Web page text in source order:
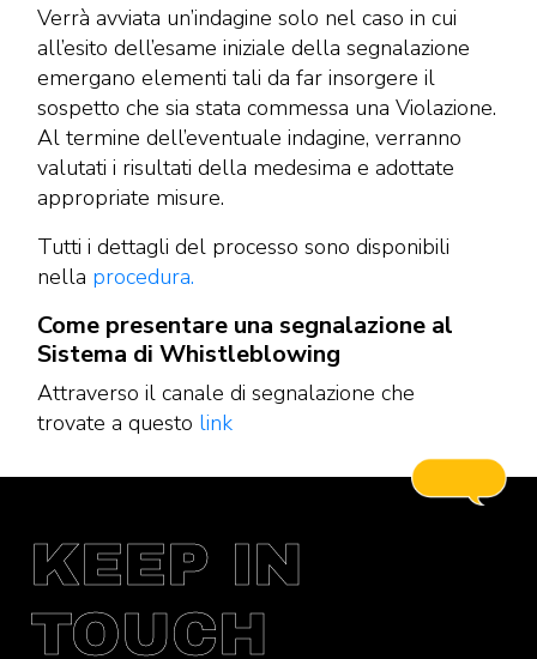
Verrà avviata un’indagine solo nel caso in cui
all’esito dell’esame iniziale della segnalazione
emergano elementi tali da far insorgere il
sospetto che sia stata commessa una Violazione.
Al termine dell’eventuale indagine, verranno
valutati i risultati della medesima e adottate
appropriate misure.
Tutti i dettagli del processo sono disponibili
nella procedura.
Come presentare una segnalazione al
Sistema di Whistleblowing
Attraverso il canale di segnalazione che
trovate a questo link
KEEP IN
TOUCH